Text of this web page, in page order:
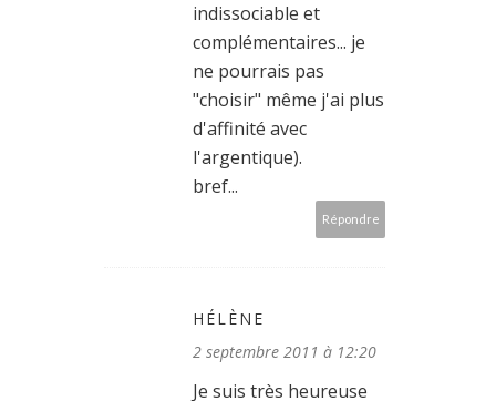
indissociable et
complémentaires... je
ne pourrais pas
"choisir" même j'ai plus
d'affinité avec
l'argentique).
bref...
Répondre
HÉLÈNE
2 septembre 2011 à 12:20
Je suis très heureuse